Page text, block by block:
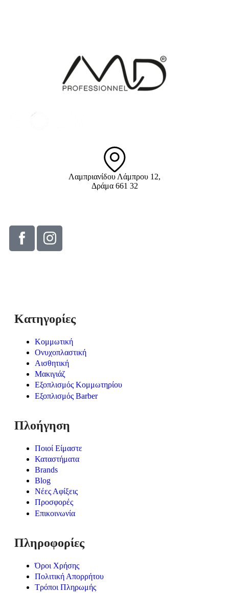
Λαμπριανίδου Λάμπρου 12,
Δράμα 661 32
Κατηγορίες
Κομμωτική
Ονυχοπλαστική
Αισθητική
Μακιγιάζ
Εξοπλισμός Κομμωτηρίου
Εξοπλισμός Barber
Πλοήγηση
Ποιοί Είμαστε
Καταστήματα
Brands
Blog
Νέες Αφίξεις
Προσφορές
Επικοινωνία
Πληροφορίες
Όροι Χρήσης
Πολιτική Απορρήτου
Τρόποι Πληρωμής